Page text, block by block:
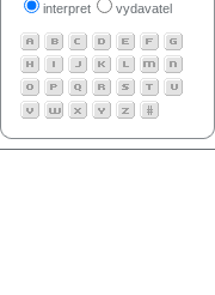
interpret vydavatel